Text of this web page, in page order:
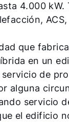
4.000 kW.
que
en un
de
alguna
servicio
el edificio